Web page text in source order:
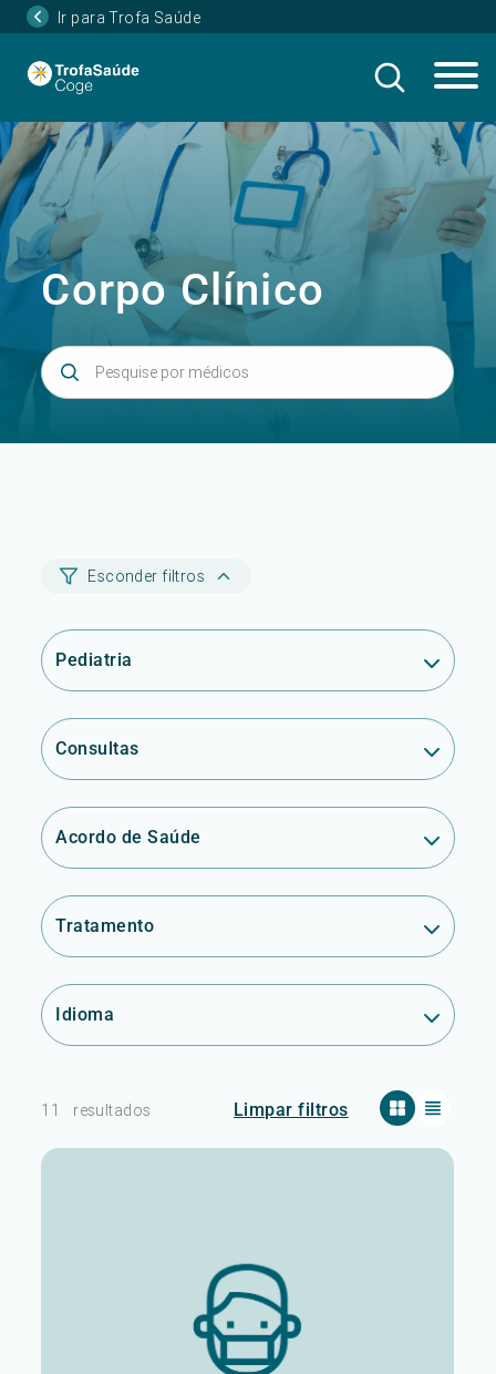
Ir para Trofa Saúde
Corpo Clínico
Esconder filtros
Pediatria
Consultas
Acordo de Saúde
Tratamento
Idioma
11 resultados Limpar filtros